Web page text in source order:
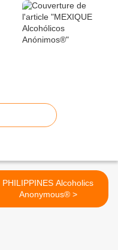
PHILIPPINES Alcoholics
Anonymous® >